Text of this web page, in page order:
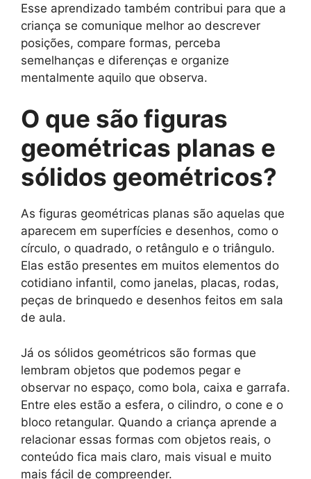
Esse aprendizado também contribui para que a
criança se comunique melhor ao descrever
posições, compare formas, perceba
semelhanças e diferenças e organize
mentalmente aquilo que observa.
O que são figuras
geométricas planas e
sólidos geométricos?
As figuras geométricas planas são aquelas que
aparecem em superfícies e desenhos, como o
círculo, o quadrado, o retângulo e o triângulo.
Elas estão presentes em muitos elementos do
cotidiano infantil, como janelas, placas, rodas,
peças de brinquedo e desenhos feitos em sala
de aula.
Já os sólidos geométricos são formas que
lembram objetos que podemos pegar e
observar no espaço, como bola, caixa e garrafa.
Entre eles estão a esfera, o cilindro, o cone e o
bloco retangular. Quando a criança aprende a
relacionar essas formas com objetos reais, o
conteúdo fica mais claro, mais visual e muito
mais fácil de compreender.